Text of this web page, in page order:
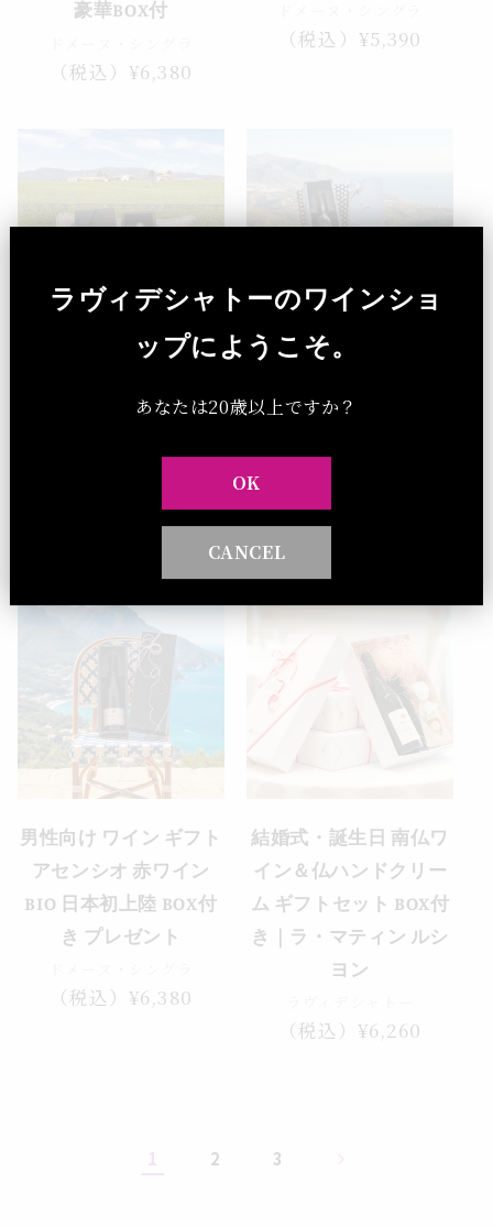
豪華BOX付
通（税込）¥6,380
通（税込）¥5,390
売り切れ
アルバリーニョ 白ワイ
ラヴィデシャトー
格
（税込）¥5,280
ラマティン 赤ワイン
ドメーヌ・シングラ
通
常
価
格
（税込）¥5,720
男性向け ワイン ギフト
アセンシオ 赤ワイン
BIO 日本初上陸 BOX付
き プレゼント
通（税込）¥6,380
結婚式・誕生日 南仏ワ
イン＆仏ハンドクリー
ム ギフトセット BOX付
き｜ラ・マティン ルシ
ヨン
通（税込）¥6,260
1 2 3
ラヴィデシャトーのワインショ
ップにようこそ。
あなたは20歳以上ですか？
OK
CANCEL